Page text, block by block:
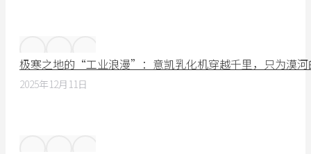
极寒之地的“工业浪漫”：意凯乳化机穿越千里，只为漠河
2025年12月11日